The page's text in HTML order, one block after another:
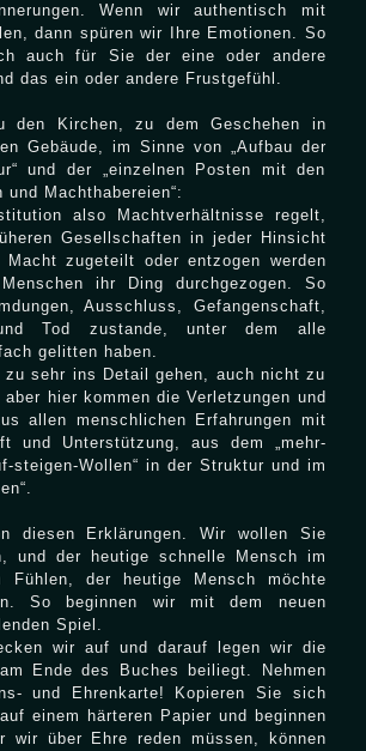
Wenn wir authentisch mit
dann spüren wir Ihre Emotionen. So
auch für Sie der eine oder andere
das ein oder andere Frustgefühl.
den Kirchen, zu dem Geschehen in
Gebäude, im Sinne von „Aufbau der
und der „einzelnen Posten mit den
und Machthabereien“:
also Machtverhältnisse regelt,
Gesellschaften in jeder Hinsicht
zugeteilt oder entzogen werden
ihr Ding durchgezogen. So
Ausschluss, Gefangenschaft,
Tod zustande, unter dem alle
gelitten haben.
sehr ins Detail gehen, auch nicht zu
hier kommen die Verletzungen und
allen menschlichen Erfahrungen mit
und Unterstützung, aus dem „mehr-
steigen-Wollen“ in der Struktur und im
diesen Erklärungen. Wir wollen Sie
und der heutige schnelle Mensch im
Fühlen, der heutige Mensch möchte
So beginnen wir mit dem neuen
Spiel.
wir auf und darauf legen wir die
Ende des Buches beiliegt. Nehmen
und Ehrenkarte! Kopieren Sie sich
einem härteren Papier und beginnen
wir über Ehre reden müssen, können